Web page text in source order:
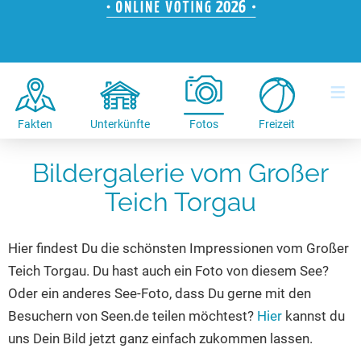
Radtouren am See
Kitesurfen
Kanu- & Kajaktouren
Badeseen in Deutschland
Wellness am See
Urlaub an der Küste
Unterkünfte
Hotels am See
Ferienwohnungen
Camping
Wanderurlaub
Bikeurlaub
Auszeit & Wellness
Camping am See
Top-Hotels
Top-Hotel Empfehlungen
Familienhotels
Biohotels
Ausgefallenes
Häuser auf dem Wasser
Hundefreundliche Unterkünfte
Seen in Deutschland
Seen in Europa
Strandbad-Verzeichnis
Überwachte Badestellen
Deutschlands schönste Seen
Top Seen nach Bundesländern
Top Seen nach Regionen
Deutschlands Lieblingsseen
Fakten Unterkünfte Fotos Freizeit
≡
Bildergalerie vom Großer
Teich Torgau
Hier findest Du die schönsten Impressionen vom Großer
Teich Torgau. Du hast auch ein Foto von diesem See?
Oder ein anderes See-Foto, dass Du gerne mit den
Besuchern von Seen.de teilen möchtest? Hier kannst du
uns Dein Bild jetzt ganz einfach zukommen lassen.